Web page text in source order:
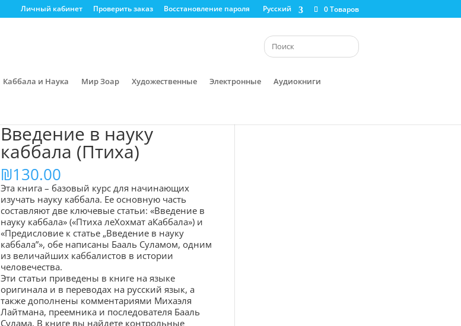
Личный кабинет Проверить заказ Восстановление пароля Русский 0 Товаров
Каббала и Наука Мир Зоар Художественные Электронные Аудиокниги
Введение в науку
каббала (Птиха)
₪130.00
Эта книга – базовый курс для начинающих
изучать науку каббала. Ее основную часть
составляют две ключевые статьи: «Введение в
науку каббала» («Птиха леХохмат аКаббала») и
«Предисловие к статье „Введение в науку
каббала”», обе написаны Бааль Суламом, одним
из величайших каббалистов в истории
человечества.
Эти статьи приведены в книге на языке
оригинала и в переводах на русский язык, а
также дополнены комментариями Михаэля
Лайтмана, преемника и последователя Бааль
Сулама. В книге вы найдете контрольные